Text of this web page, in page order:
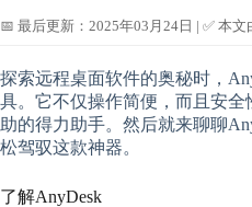
📅 最后更新：2025年03月24日 | ✅ 本文
探索远程桌面软件的奥秘时，
具。它不仅操作简便，而且安
助的得力助手。然后就来聊聊
松驾驭这款神器。
了解AnyDesk